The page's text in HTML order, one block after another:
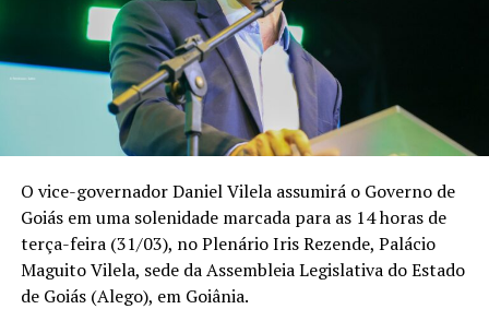
O vice-governador Daniel Vilela assumirá o Governo de
Goiás em uma solenidade marcada para as 14 horas de
terça-feira (31/03), no Plenário Iris Rezende, Palácio
Maguito Vilela, sede da Assembleia Legislativa do Estado
de Goiás (Alego), em Goiânia.